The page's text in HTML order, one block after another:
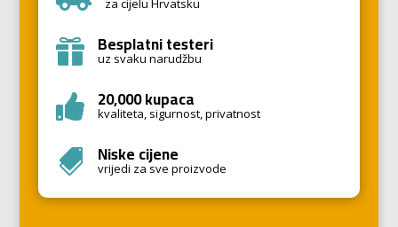
za cijelu Hrvatsku
 Besplatni testeri
uz svaku narudžbu
 20,000 kupaca
kvaliteta, sigurnost, privatnost
 Niske cijene
vrijedi za sve proizvode